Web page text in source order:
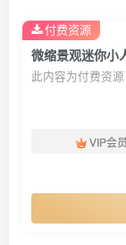
此内容为付费资
VIP会员
付费资源